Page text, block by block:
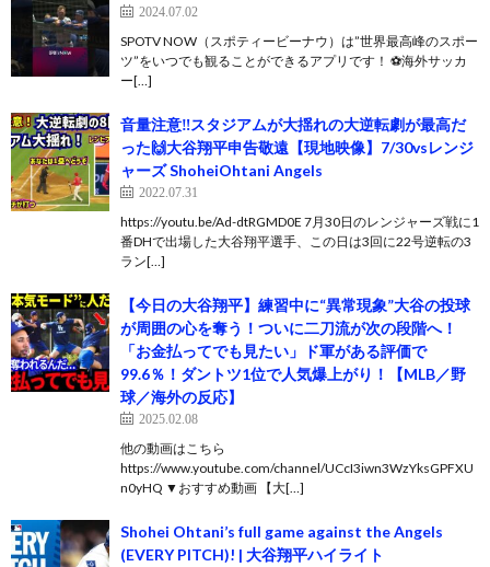
2024.07.02
SPOTV NOW（スポティービーナウ）は”世界最高峰のスポー
ツ”をいつでも観ることができるアプリです！ ⚽️海外サッカ
ー[…]
音量注意‼️スタジアムが大揺れの大逆転劇が最高だ
った🙌大谷翔平申告敬遠【現地映像】7/30vsレンジ
ャーズ ShoheiOhtani Angels
2022.07.31
https://youtu.be/Ad-dtRGMD0E 7月30日のレンジャーズ戦に1
番DHで出場した大谷翔平選手、この日は3回に22号逆転の3
ラン[…]
【今日の大谷翔平】練習中に“異常現象”大谷の投球
が周囲の心を奪う！ついに二刀流が次の段階へ！
「お金払ってでも見たい」ド軍がある評価で
99.6％！ダントツ1位で人気爆上がり！【MLB／野
球／海外の反応】
2025.02.08
他の動画はこちら
https://www.youtube.com/channel/UCcI3iwn3WzYksGPFXU
n0yHQ ▼おすすめ動画 【大[…]
Shohei Ohtani’s full game against the Angels
(EVERY PITCH)! | 大谷翔平ハイライト